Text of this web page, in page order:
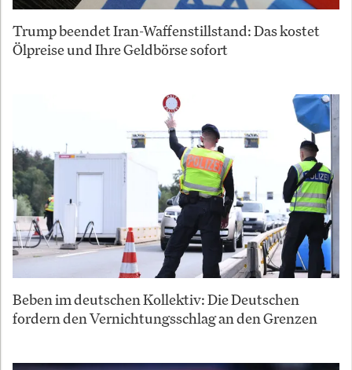
Trump beendet Iran-Waffenstillstand: Das kostet
Ölpreise und Ihre Geldbörse sofort
Beben im deutschen Kollektiv: Die Deutschen
fordern den Vernichtungsschlag an den Grenzen